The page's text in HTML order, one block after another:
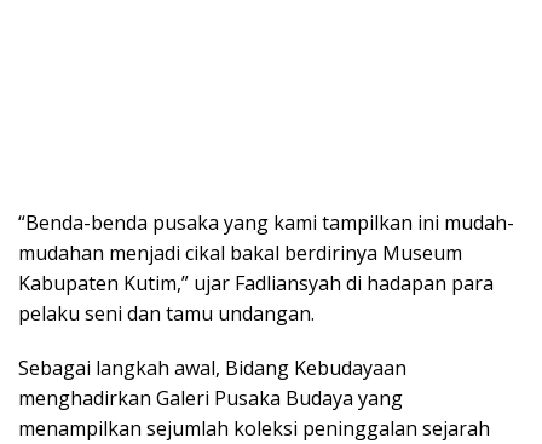
“Benda-benda pusaka yang kami tampilkan ini mudah-
mudahan menjadi cikal bakal berdirinya Museum
Kabupaten Kutim,” ujar Fadliansyah di hadapan para
pelaku seni dan tamu undangan.
Sebagai langkah awal, Bidang Kebudayaan
menghadirkan Galeri Pusaka Budaya yang
menampilkan sejumlah koleksi peninggalan sejarah